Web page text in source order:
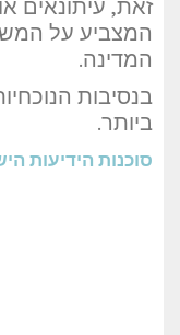
זאת, עיתונאים
המצביע על
המדינה.
בנסיבות
ביותר.
סוכנות הידיעות